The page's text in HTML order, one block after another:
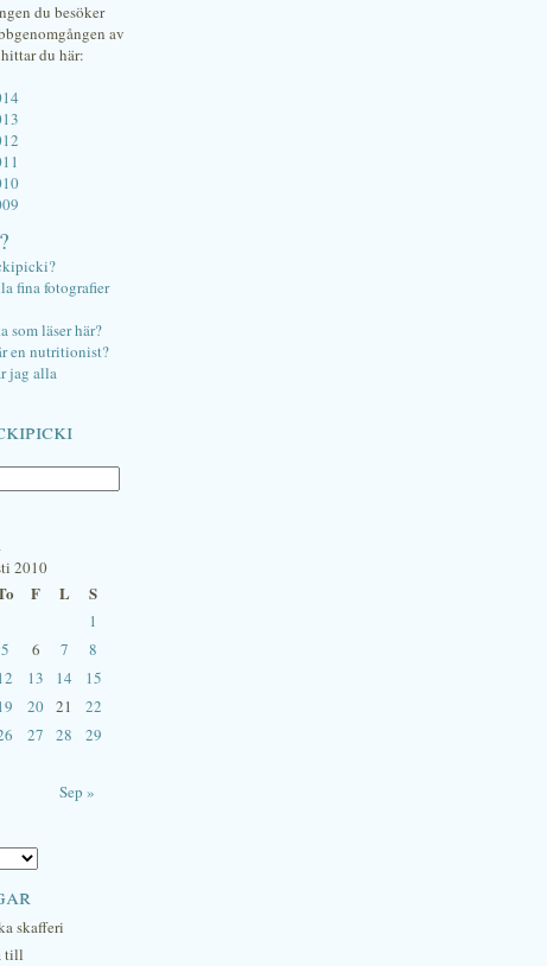
du besöker
av
hittar du här:
fina fotografier
som läser här?
en nutritionist?
jag alla
2010
F L S
Sep »
1
5 6 7
8
12 13 14
15
19 20 21
22
27 28
29
skafferi
till